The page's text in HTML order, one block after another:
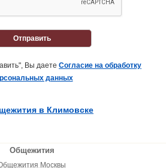
Отправить
Вы даете Согласие на обработку
данных
в Климовске
Общежития
Москвы